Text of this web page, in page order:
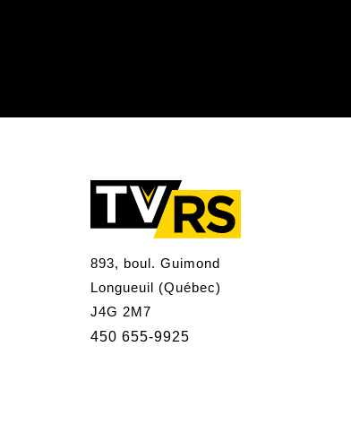
893, boul. Guimond
Longueuil (Québec)
J4G 2M7
450 655-9925